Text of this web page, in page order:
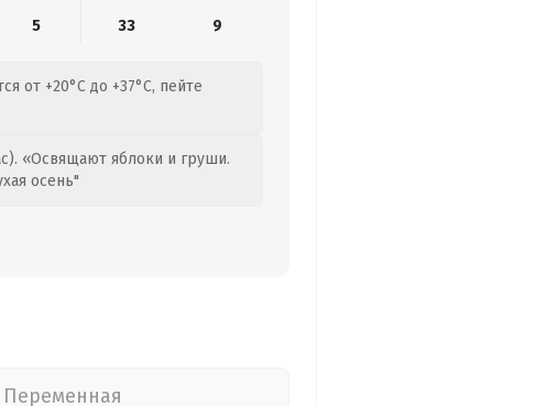
5 33 9
от +20°C до +37°C, пейте
«Освящают яблоки и груши.
осень"
Переменная